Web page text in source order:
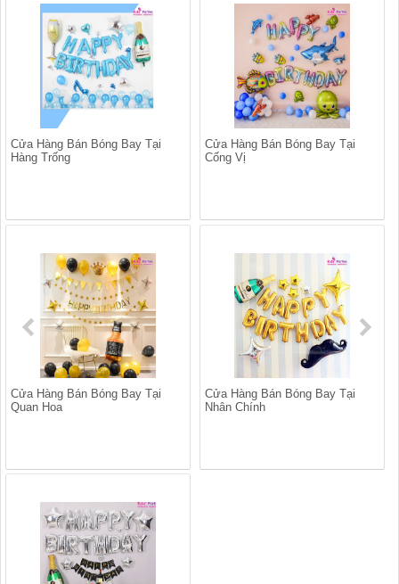
Cửa Hàng Bán Bóng Bay Tại
Hàng Trống
Cửa Hàng Bán Bóng Bay Tại
Cống Vị
Cửa Hàng Bán Bóng Bay Tại
Quan Hoa
Cửa Hàng Bán Bóng Bay Tại
Nhân Chính